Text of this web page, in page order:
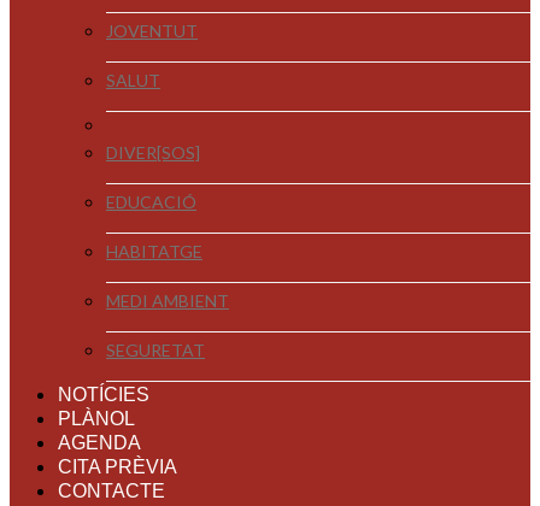
JOVENTUT
SALUT
DIVER[SOS]
EDUCACIÓ
HABITATGE
MEDI AMBIENT
SEGURETAT
NOTÍCIES
PLÀNOL
AGENDA
CITA PRÈVIA
CONTACTE